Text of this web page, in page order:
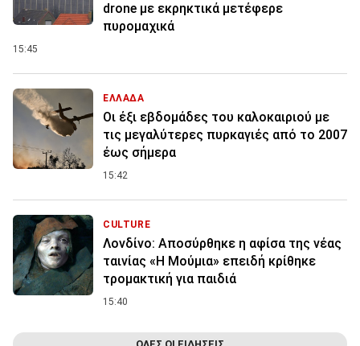
drone με εκρηκτικά μετέφερε
πυρομαχικά
15:45
ΕΛΛΑΔΑ
Οι έξι εβδομάδες του καλοκαιριού με
τις μεγαλύτερες πυρκαγιές από το 2007
έως σήμερα
15:42
CULTURE
Λονδίνο: Αποσύρθηκε η αφίσα της νέας
ταινίας «Η Μούμια» επειδή κρίθηκε
τρομακτική για παιδιά
15:40